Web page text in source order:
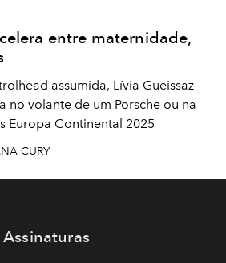
entre maternidade,
assumida, Lívia Gueissaz
no volante de um Porsche ou na
Europa Continental 2025
CURY
Assinaturas